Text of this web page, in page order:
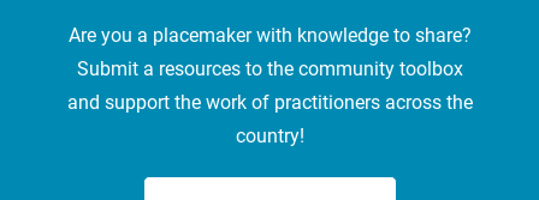
Are you a placemaker with knowledge to share?
Submit a resources to the community toolbox
and support the work of practitioners across the
country!